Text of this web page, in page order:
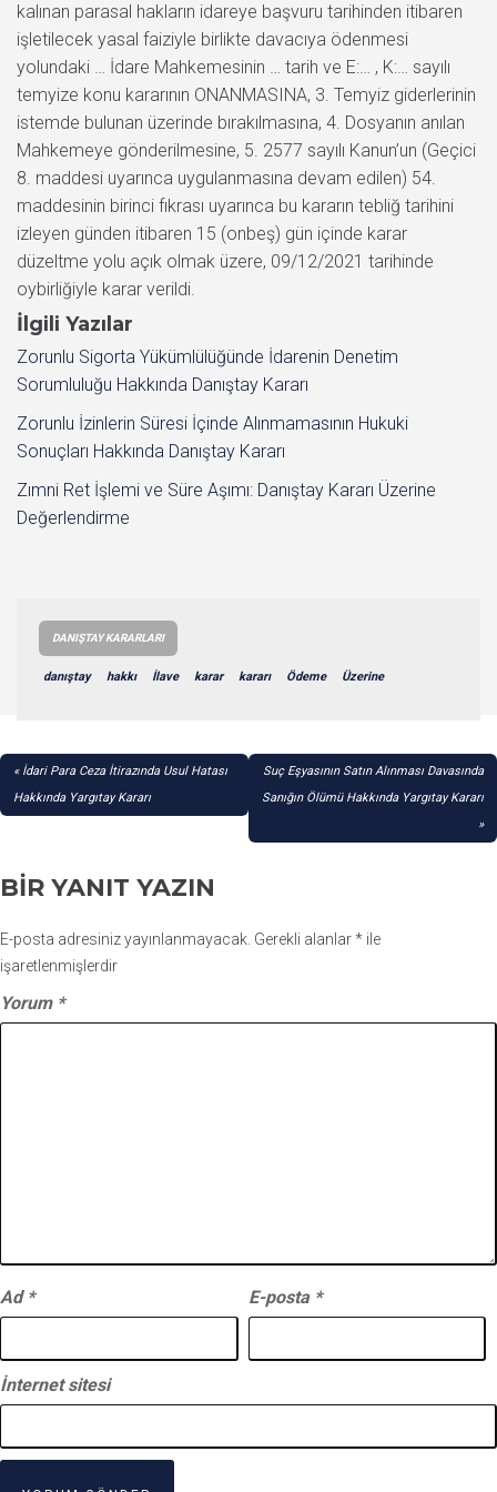
kalınan parasal hakların idareye başvuru tarihinden itibaren
işletilecek yasal faiziyle birlikte davacıya ödenmesi
yolundaki … İdare Mahkemesinin … tarih ve E:… , K:… sayılı
temyize konu kararının ONANMASINA, 3. Temyiz giderlerinin
istemde bulunan üzerinde bırakılmasına, 4. Dosyanın anılan
Mahkemeye gönderilmesine, 5. 2577 sayılı Kanun’un (Geçici
8. maddesi uyarınca uygulanmasına devam edilen) 54.
maddesinin birinci fıkrası uyarınca bu kararın tebliğ tarihini
izleyen günden itibaren 15 (onbeş) gün içinde karar
düzeltme yolu açık olmak üzere, 09/12/2021 tarihinde
oybirliğiyle karar verildi.
İlgili Yazılar
Zorunlu Sigorta Yükümlülüğünde İdarenin Denetim
Sorumluluğu Hakkında Danıştay Kararı
Zorunlu İzinlerin Süresi İçinde Alınmamasının Hukuki
Sonuçları Hakkında Danıştay Kararı
Zımni Ret İşlemi ve Süre Aşımı: Danıştay Kararı Üzerine
Değerlendirme
DANIŞTAY KARARLARI
danıştay hakkı İlave karar kararı Ödeme Üzerine
YAZI
GEZINMESI
İdari Para Ceza İtirazında Usul Hatası
Hakkında Yargıtay Kararı
Suç Eşyasının Satın Alınması Davasında
Sanığın Ölümü Hakkında Yargıtay Kararı
BIR YANIT YAZIN
E-posta adresiniz yayınlanmayacak. Gerekli alanlar* ile
işaretlenmişlerdir
Yorum *
Ad * E-posta *
İnternet sitesi